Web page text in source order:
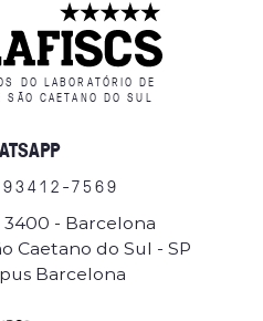
DO LABORATÓRIO DE
SÃO CAETANO DO SUL
9341 2-7569
3400 - Barcelona
Caetano do Sul - SP
Barcelona